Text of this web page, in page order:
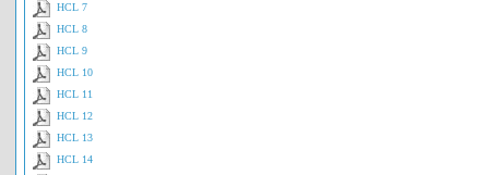
HCL 7
HCL 8
HCL 9
HCL 10
HCL 11
HCL 12
HCL 13
HCL 14